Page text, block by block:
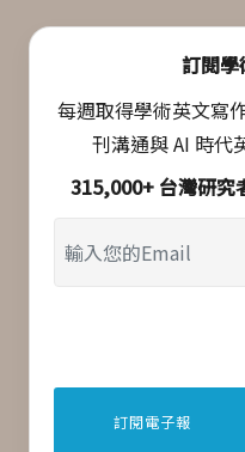
訂閱學
每週取得學術英文寫
刊溝通與 AI 時代
315,000+ 台灣研究